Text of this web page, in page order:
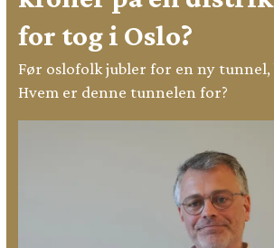
for tog i Oslo?
Før oslofolk jubler for en ny tunnel,
Hvem er denne tunnelen for?